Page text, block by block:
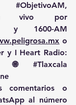
#ObjetivoAM,
y 1600-AM
o
#Tlaxcala
comentarios o
al número